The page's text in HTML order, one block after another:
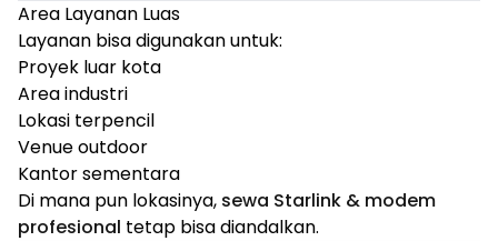
Area Layanan Luas
Layanan bisa digunakan untuk:
Proyek luar kota
Area industri
Lokasi terpencil
Venue outdoor
Kantor sementara
Di mana pun lokasinya, sewa Starlink & modem
profesional tetap bisa diandalkan.